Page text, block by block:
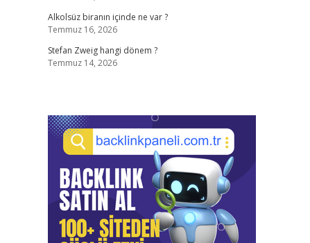
Alkolsüz biranın içinde ne var ?
Temmuz 16, 2026
Stefan Zweig hangi dönem ?
Temmuz 14, 2026